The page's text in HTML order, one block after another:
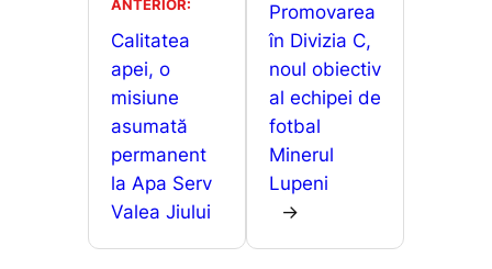
o
o
k
p
p
n
g
er
a
z
ă
ANTERIOR:
Calitatea
apei, o
misiune
asumată
permanent
la Apa Serv
Valea Jiului
Promovarea
în Divizia C,
noul obiectiv
al echipei de
fotbal
Minerul
Lupeni
→